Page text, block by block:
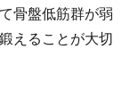
骨盤低筋群が弱
えることが大切